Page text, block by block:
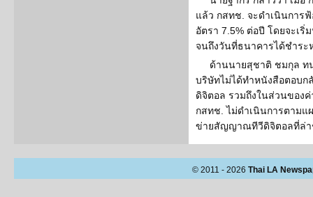
แล้ว กสทช. จะดำเนินการฟ้
อัตรา 7.5% ต่อปี โดยจะเ
จนถึงวันที่ธนาคารได้ชำระ
ด้านนายสุชาติ ชมกุล ท
บริษัทไม่ได้ทำหนังสือตอบก
ดิจิตอล รวมถึงในส่วนของค่
กสทช. ไม่ดำเนินการตามแ
ข่ายสัญญาณทีวีดิจิตอลที่ล่า
© 2011 - 2026 Thai LA